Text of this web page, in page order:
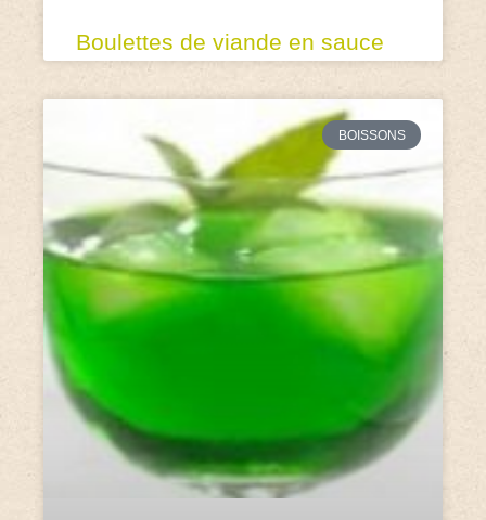
Boulettes de viande en sauce
BOISSONS